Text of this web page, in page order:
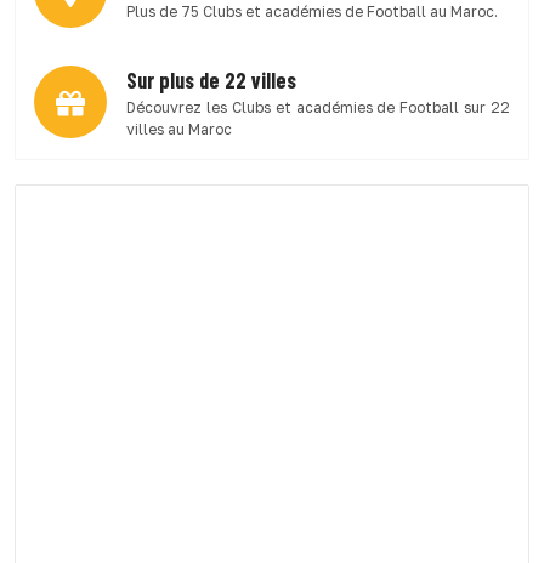
Plus de 75 Clubs et académies de Football au Maroc.
Sur plus de 22 villes
Découvrez les Clubs et académies de Football sur 22
villes au Maroc